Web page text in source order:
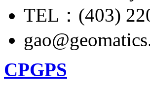
TEL：(403)
CPGPS